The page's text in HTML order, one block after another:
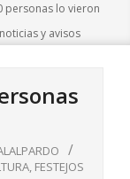
personas lo vieron
y avisos
, FESTEJOS